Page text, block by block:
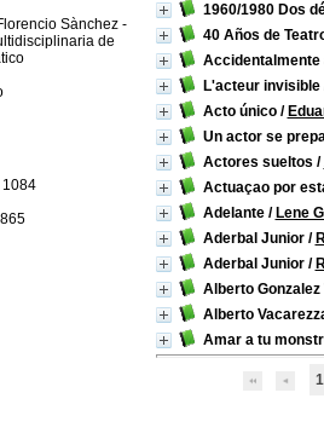
1960/1980 Dos
40 Años de
Accidentalmente
L'acteur invisible
Acto único/
Un actor se
Actores sueltos /
Actuaçao por
Adelante/ Lene
Aderbal Junior/
Aderbal Junior/
Alberto
Alberto
Amar a tu
1
Sànchez -
de